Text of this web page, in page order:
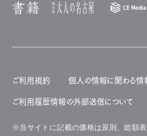
ご利用規約 個人の情報に関わる情
ご利用履歴情報の外部送信について
※当サイトに記載の価格は原則、総額表